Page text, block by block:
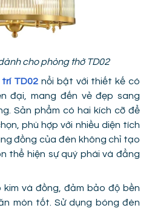
cho phòng thờ TD02
TD02 nổi bật với thiết kế có
đại, mang đến vẻ đẹp sang
Sản phẩm có hai kích cỡ để
phù hợp với nhiều diện tích
đồng của đèn không chỉ tạo
thể hiện sự quý phái và đẳng
và đồng, đảm bảo độ bền
mòn tốt. Sử dụng bóng đèn